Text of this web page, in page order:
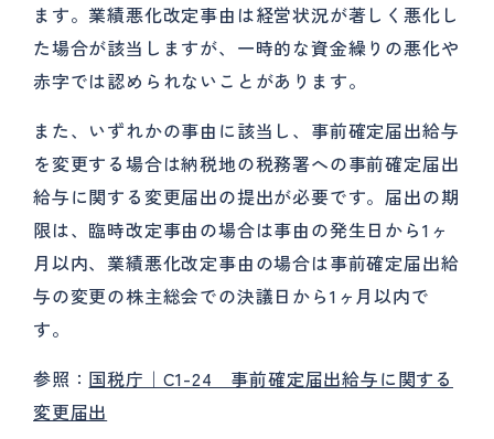
ます。業績悪化改定事由は経営状況が著しく悪化し
た場合が該当しますが、一時的な資金繰りの悪化や
赤字では認められないことがあります。
また、いずれかの事由に該当し、事前確定届出給与
を変更する場合は納税地の税務署への事前確定届出
給与に関する変更届出の提出が必要です。届出の期
限は、臨時改定事由の場合は事由の発生日から1ヶ
月以内、業績悪化改定事由の場合は事前確定届出給
与の変更の株主総会での決議日から1ヶ月以内で
す。
参照： 国税庁｜C1-24 事前確定届出給与に関する
変更届出